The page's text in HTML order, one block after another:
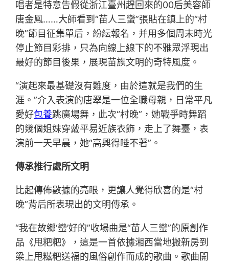
唱者是特意告假從浙江臺州趕回來的00后美容師
唐金鳳……大師看到“苗人三蠻”張貼在鎮上的“村
晚”節目征集單后，紛紜報名，并用多個周末時光
停止節目彩排，只為向線上線下的不雅眾浮現出
最好的節目後果，展現苗族文明的奇特風度。
“演起來最基礎沒有難度，由於這就是我們的生
涯。”介入表演的唐翠是一位全職母親，日常平凡
愛好包養跳廣場舞，此次“村晚”，她戰爭時舞蹈
的幾個姐妹穿戴平易近族衣飾，走上了舞臺，表
演前一天早晨，她“高興得睡不著”。
傳承推行處所文明
比起傳佈數據的亮眼，更讓人覺得欣喜的是“村
晚”背后所表現出的文明傳承。
“我在故鄉‘蠻’好的”收場曲是“苗人三蠻”的原創作
品《甩粑粑》，這是一首依據湘西當地搬新房到
梁上甩糍粑送福的風俗創作而成的歌曲。歌曲開